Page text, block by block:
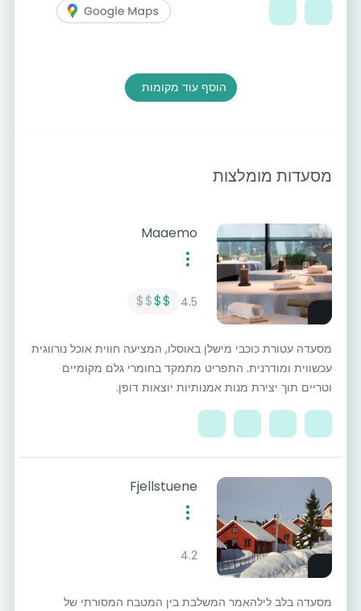
הוסף עוד מקומות
מסעדות מומלצות
Maaemo
4.5
$$
$$
מסעדה עטורת כוכבי מישלן באוסלו, המציעה חווית אוכל נורווגית
עכשווית ומודרנית. התפריט מתמקד בחומרי גלם מקומיים
וטריים תוך יצירת מנות אמנותיות יוצאות דופן.
Fjellstuene
4.2
מסעדה בלב לילהאמר המשלבת בין המטבח המסורתי של